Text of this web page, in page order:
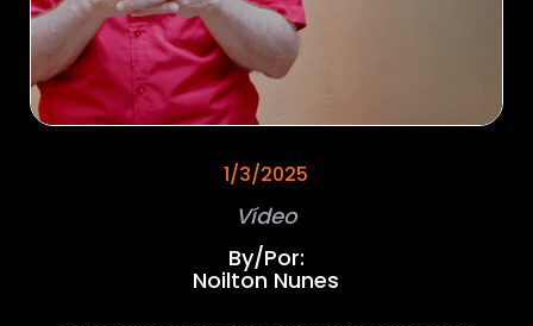
1/3/2025
Vídeo
By/Por:
Noilton Nunes